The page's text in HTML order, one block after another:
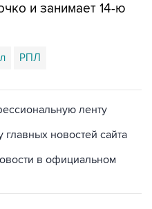
и занимает 14-ю
РПЛ
ленту
новостей сайта
в официальном